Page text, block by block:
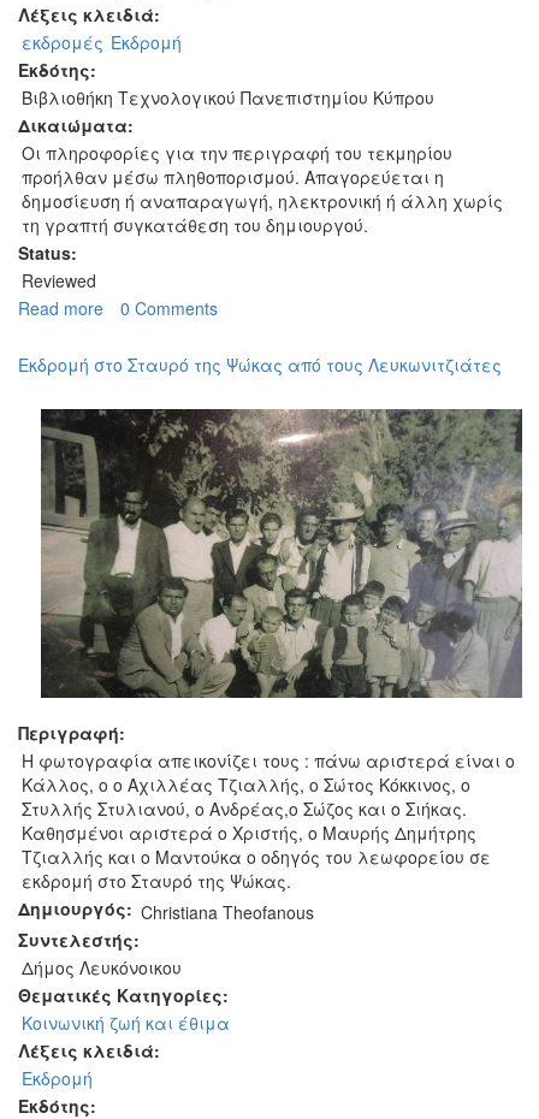
Λέξεις κλειδιά:
εκδρομές Εκδρομή
Εκδότης:
Βιβλιοθήκη Τεχνολογικού Πανεπιστημίου Κύπρου
Δικαιώματα:
Οι πληροφορίες για την περιγραφή του τεκμηρίου
προήλθαν μέσω πληθοπορισμού. Απαγορεύεται η
δημοσίευση ή αναπαραγωγή, ηλεκτρονική ή άλλη χωρίς
τη γραπτή συγκατάθεση του δημιουργού.
Status:
Reviewed
Read more about
στο
Λευκόνοικο
0 Comments
Εκδρομή στο Σταυρό της Ψώκας από τους Λευκωνιτζιάτες
Περιγραφή:
Η φωτογραφία απεικονίζει τους : πάνω αριστερά είναι ο
Κάλλος, ο ο Αχιλλέας Τζιαλλής, ο Σώτος Κόκκινος, ο
Στυλλής Στυλιανού, ο Ανδρέας,ο Σώζος και ο Σιήκας.
Καθησμένοι αριστερά ο Χριστής, ο Μαυρής Δημήτρης
Τζιαλλής και ο Μαντούκα ο οδηγός του λεωφορείου σε
εκδρομή στο Σταυρό της Ψώκας.
Δημιουργός: Christiana Theofanous
Συντελεστής:
Δήμος Λευκόνοικου
Θεματικές Κατηγορίες:
Κοινωνική ζωή και έθιμα
Λέξεις κλειδιά:
Εκδρομή
Εκδότης: